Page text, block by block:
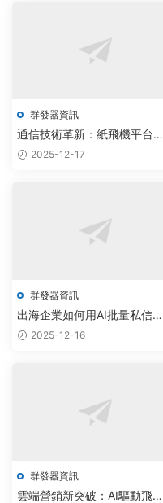
群發器資訊
通信技術革新：紙飛機平台集
成AI群發與智能監聽，構建高
2025-12-17
群發器資訊
出海企業如何用AI批量私信助
手實現Telegram用戶精準觸達
2025-12-16
群發器資訊
雲端營銷新突破：AI驅動飛機